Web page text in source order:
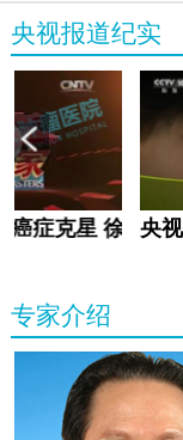
央视报道纪实
癌症克星 徐克成
专家介绍